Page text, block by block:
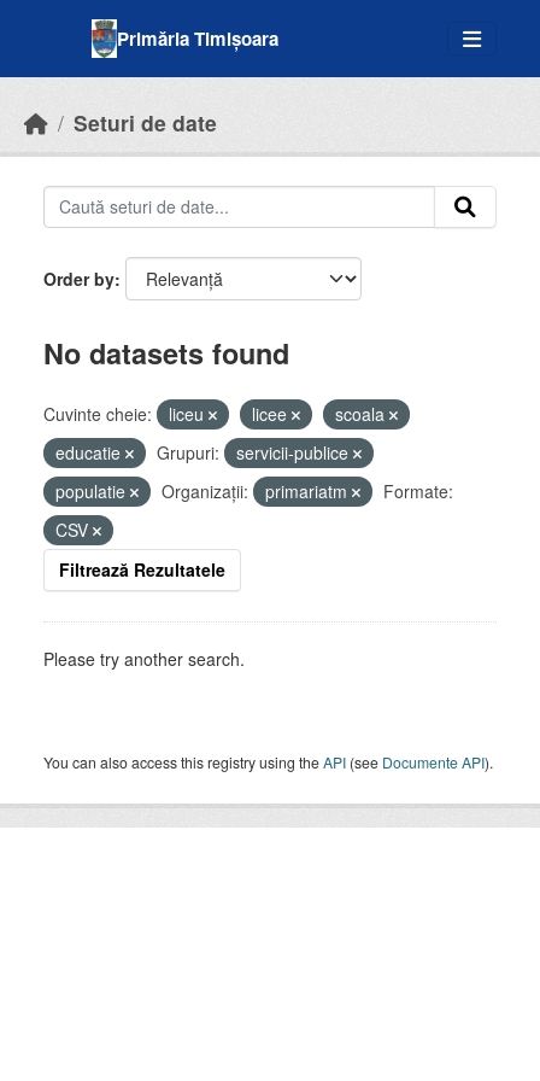
Primăria Timișoara
Seturi de date
Order by
No datasets found
Cuvinte cheie: liceu licee
scoala
educatie
Grupuri:
servicii-publice
populatie
Organizații: primariatm
Formate:
CSV
Filtrează Rezultatele
Please try another search.
You can also access this registry using theAPI (see Documente API).